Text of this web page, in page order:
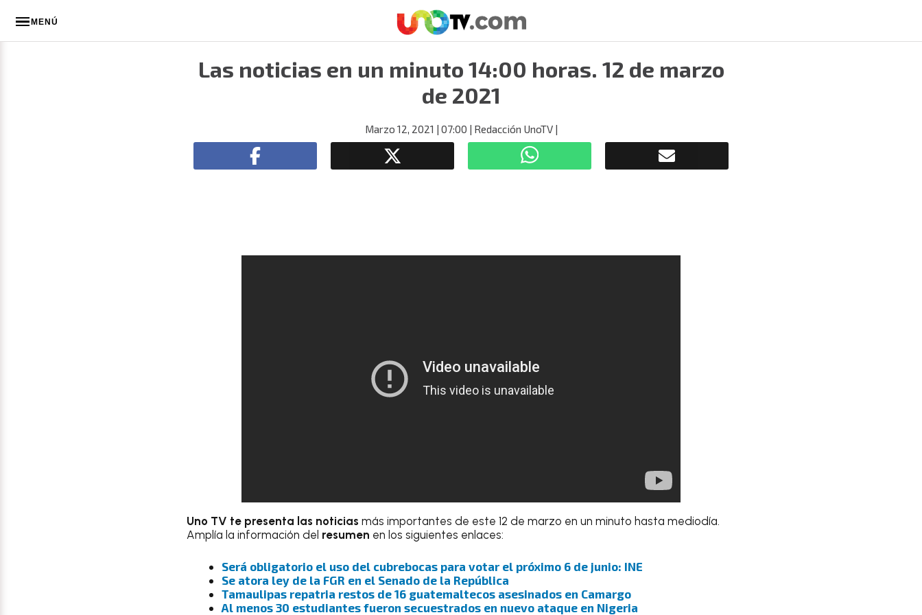
MENÚ
Las noticias en un minuto 14:00 horas. 12 de marzo
de 2021
Marzo 12, 2021 | 07:00 | Redacción UnoTV|
Uno TV te presenta las noticias más importantes de este 12 de marzo en un minuto hasta mediodía.
Amplía la información del resumen en los siguientes enlaces:
Será obligatorio el uso del cubrebocas para votar el próximo 6 de junio: INE
Se atora ley de la FGR en el Senado de la República
Tamaulipas repatria restos de 16 guatemaltecos asesinados en Camargo
Al menos 30 estudiantes fueron secuestrados en nuevo ataque en Nigeria